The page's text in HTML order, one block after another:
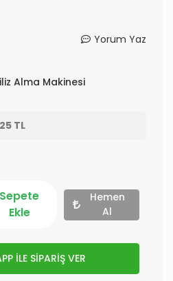
Yorum Yaz
Alma Makinesi
TL
Sepete
Ekle
Hemen
Al
İLE SİPARİŞ VER